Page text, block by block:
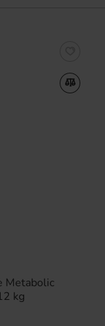
Metabolic
kg